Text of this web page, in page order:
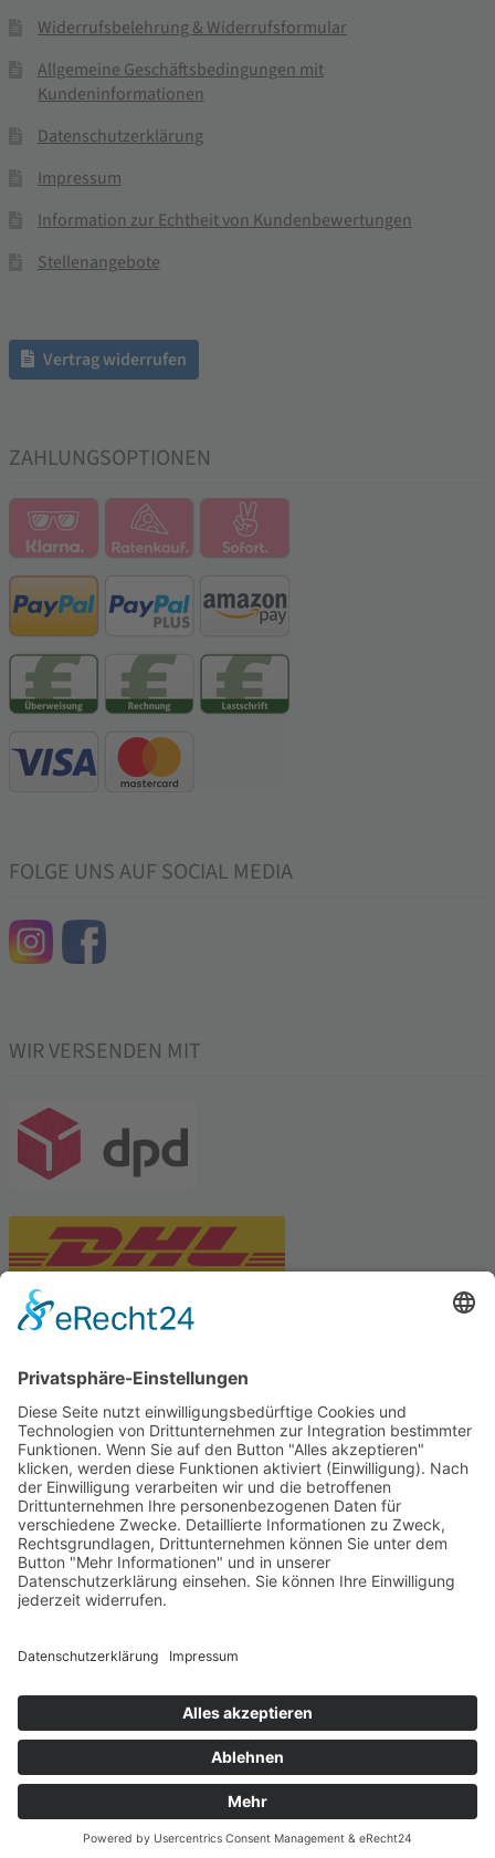
Widerrufsbelehrung & Widerrufsformular
Allgemeine Geschäftsbedingungen mit
Kundeninformationen
Datenschutzerklärung
Impressum
Information zur Echtheit von Kundenbewertungen
Stellenangebote
Vertrag widerrufen
ZAHLUNGSOPTIONEN
FOLGE UNS AUF SOCIAL MEDIA
WIR VERSENDEN MIT
Tekal – Textile Lebensqualität
Exklusive moderne & Orientteppiche
Feuerwerk XXL
Pyrotechnik online bestellen
© Stadtmühle Waldenbuch 2026
und Mühlenprodukte ·
Cookie-Einstellungen
Alle Preise inkl. der gesetzlichen MwSt.
Die durchgestrichenen Preise entsprechen dem bisherigen Preis in